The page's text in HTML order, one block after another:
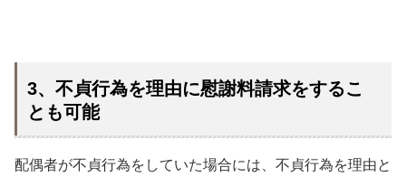
3、不貞行為を理由に慰謝料請求をするこ
とも可能
配偶者が不貞行為をしていた場合には、不貞行為を理由と